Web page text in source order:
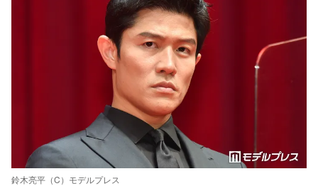
鈴木亮平（C）モデルプレス